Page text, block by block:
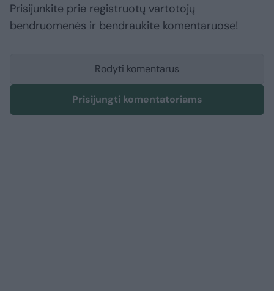
Prisijunkite prie registruotų vartotojų
bendruomenės ir bendraukite komentaruose!
Rodyti komentarus
Prisijungti komentatoriams